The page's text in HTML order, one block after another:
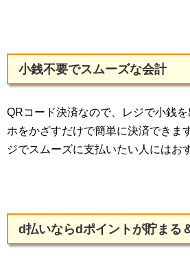
小銭不要でスムーズな会計
QRコード決済なので、レジで小銭
ホをかざすだけで簡単に決済できま
ジでスムーズに支払いたい人にはお
d払いならdポイントが貯まる